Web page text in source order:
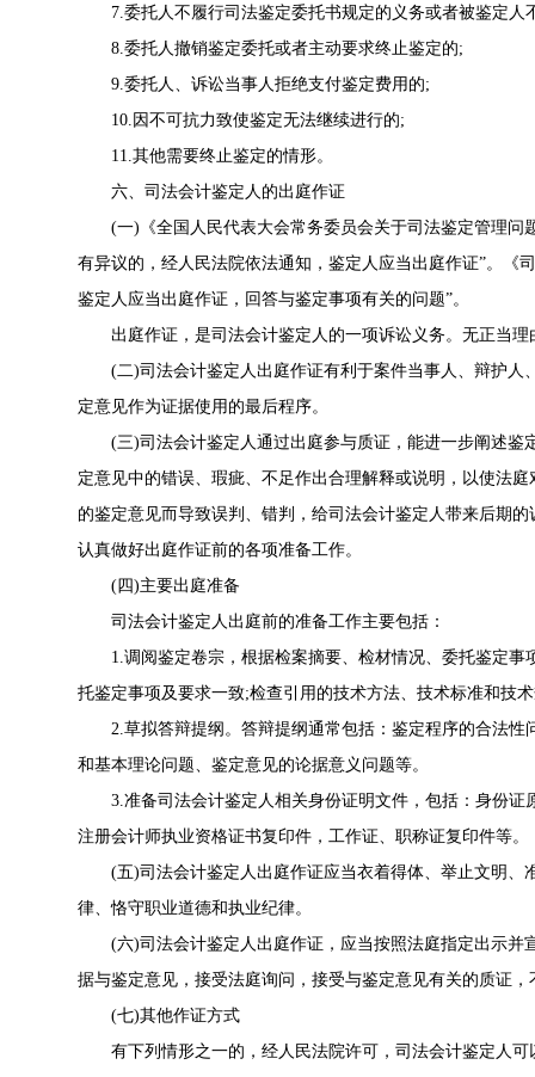
7.委托人不履行司法鉴定委托书规定的义务或者被鉴定人
8.委托人撤销鉴定委托或者主动要求终止鉴定的;
9.委托人、诉讼当事人拒绝支付鉴定费用的;
10.因不可抗力致使鉴定无法继续进行的;
11.其他需要终止鉴定的情形。
六、司法会计鉴定人的出庭作证
(一)《全国人民代表大会常务委员会关于司法鉴定管理问
有异议的，经人民法院依法通知，鉴定人应当出庭作证”。《
鉴定人应当出庭作证，回答与鉴定事项有关的问题”。
出庭作证，是司法会计鉴定人的一项诉讼义务。无正当理
(二)司法会计鉴定人出庭作证有利于案件当事人、辩护人
定意见作为证据使用的最后程序。
(三)司法会计鉴定人通过出庭参与质证，能进一步阐述鉴
定意见中的错误、瑕疵、不足作出合理解释或说明，以使法
的鉴定意见而导致误判、错判，给司法会计鉴定人带来后期
认真做好出庭作证前的各项准备工作。
(四)主要出庭准备
司法会计鉴定人出庭前的准备工作主要包括：
1.调阅鉴定卷宗，根据检案摘要、检材情况、委托鉴定事
托鉴定事项及要求一致;检查引用的技术方法、技术标准和技
2.草拟答辩提纲。答辩提纲通常包括：鉴定程序的合法性
和基本理论问题、鉴定意见的论据意义问题等。
3.准备司法会计鉴定人相关身份证明文件，包括：身份证
注册会计师执业资格证书复印件，工作证、职称证复印件等。
(五)司法会计鉴定人出庭作证应当衣着得体、举止文明、
律、恪守职业道德和执业纪律。
(六)司法会计鉴定人出庭作证，应当按照法庭指定出示并
据与鉴定意见，接受法庭询问，接受与鉴定意见有关的质证
(七)其他作证方式
有下列情形之一的，经人民法院许可，司法会计鉴定人可